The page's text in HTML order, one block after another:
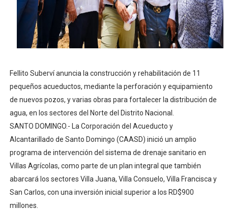
Comedores Comunitarios de DASAC garantizan
UNTC inicia ofensiva para recuperar fuerza gremial
Candidato a presidente del Colegio de Notarios hace
Digecac realizará Primer Festival de Plantas 2026
Fellito Suberví anuncia la construcción y rehabilitación de 11
pequeños acueductos, mediante la perforación y equipamiento
de nuevos pozos, y varias obras para fortalecer la distribución de
agua, en los sectores del Norte del Distrito Nacional.
SANTO DOMINGO.- La Corporación del Acueducto y
Alcantarillado de Santo Domingo (CAASD) inició un amplio
programa de intervención del sistema de drenaje sanitario en
Villas Agrícolas, como parte de un plan integral que también
abarcará los sectores Villa Juana, Villa Consuelo, Villa Francisca y
San Carlos, con una inversión inicial superior a los RD$900
millones.